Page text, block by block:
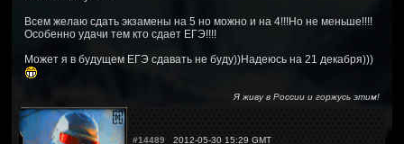
Всем желаю сдать экзамены на 5 но можно и на 4!!!Но не меньше!!!!
Особенно удачи тем кто сдает ЕГЭ!!!!
Может я в будущем ЕГЭ сдавать не буду))Надеюсь на 21 декабря)))
Я живу в России и горжусь этим!
#14489 2012-05-30 15:29 GMT